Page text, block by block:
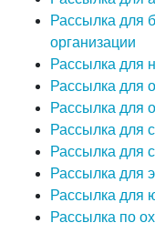
Рассылка для
организации
Рассылка для
Рассылка для
Рассылка для
Рассылка для
Рассылка для
Рассылка для
Рассылка для
Рассылка по